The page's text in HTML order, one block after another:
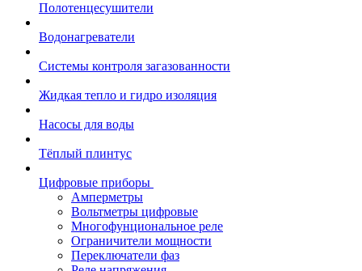
Полотенцесушители
Водонагреватели
Системы контроля загазованности
Жидкая тепло и гидро изоляция
Насосы для воды
Тёплый плинтус
Цифровые приборы
Амперметры
Вольтметры цифровые
Многофунциональное реле
Ограничители мощности
Переключатели фаз